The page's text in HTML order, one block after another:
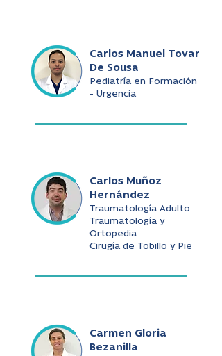
Carlos Manuel Tovar
De Sousa
Pediatría en Formación
- Urgencia
Carlos Muñoz
Hernández
Traumatología Adulto
Traumatología y
Ortopedia
Cirugía de Tobillo y Pie
Carmen Gloria
Bezanilla